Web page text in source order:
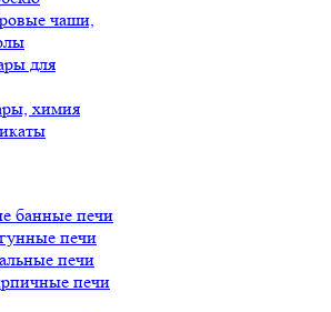
чаши,
для
химия
банные печи
печи
печи
печи